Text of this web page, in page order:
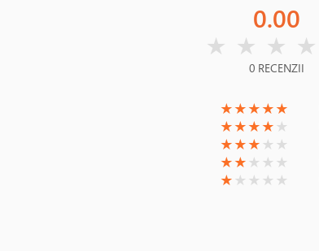
0.00
★ ★ ★ ★
0 RECENZII
(*)
★(*)
★(*)
★(*)
★(*)
★
(*)
★(*)
★(*)
★(*)
★ ( )
★
(*)
★(*)
★(*)
★ ( )
★ ( )
★
(*)
★(*)
★ ( )
★ ( )
★ ( )
★
(*)
★ ( )
★ ( )
★ ( )
★ ( )
★